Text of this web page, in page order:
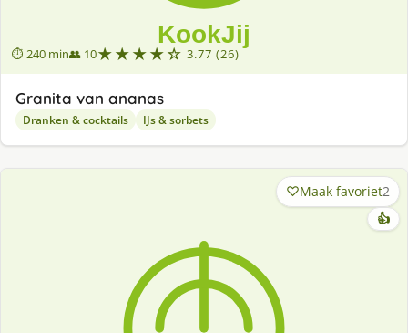
⏱ 240 min👥 10★★★★☆ 3.77 (26)
Granita van ananas
Dranken & cocktails IJs & sorbets
Maak favoriet2
👍